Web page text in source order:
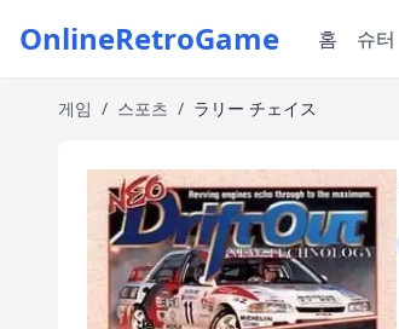
OnlineRetroGame 홈 슈터
게임 / 스포츠 / ラリー チェイス